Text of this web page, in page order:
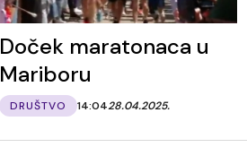
Doček maratonaca u
Mariboru
DRUŠTVO 14:0428.04.2025.